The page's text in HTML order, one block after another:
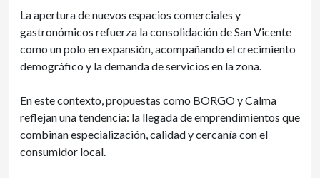
La apertura de nuevos espacios comerciales y
gastronómicos refuerza la consolidación de San Vicente
como un polo en expansión, acompañando el crecimiento
demográfico y la demanda de servicios en la zona.
En este contexto, propuestas como BORGO y Calma
reflejan una tendencia: la llegada de emprendimientos que
combinan especialización, calidad y cercanía con el
consumidor local.